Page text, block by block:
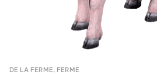
DE LA FERME, FERME